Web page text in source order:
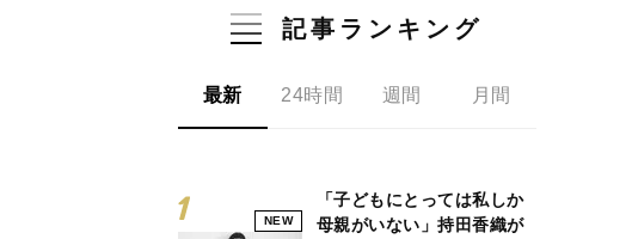
記事ランキング
最新 24時間 週間 月間
NEW
「子どもにとっては私しか
母親がいない」持田香織が